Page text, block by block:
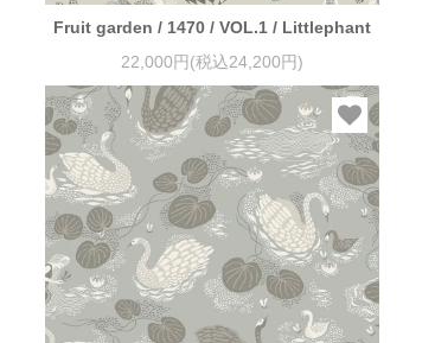
Fruit garden / 1470 / VOL.1 / Littlephant
22,000円(税込24,200円)